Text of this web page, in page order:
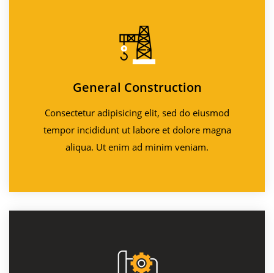
General Construction
Consectetur adipisicing elit, sed do eiusmod
tempor incididunt ut labore et dolore magna
aliqua. Ut enim ad minim veniam.